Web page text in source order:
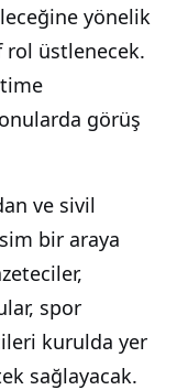
yönelik
üstlenecek.
görüş
ve sivil
bir araya
spor
kurulda yer
sağlayacak.